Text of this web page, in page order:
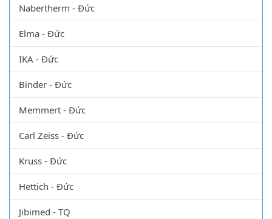
Nabertherm - Đức
Elma - Đức
IKA - Đức
Binder - Đức
Memmert - Đức
Carl Zeiss - Đức
Kruss - Đức
Hettich - Đức
Jibimed - TQ